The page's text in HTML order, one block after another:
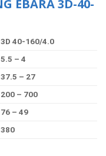
EBARA 3D-40-
3D 40-160/4.0
5.5 – 4
37.5 – 27
200 – 700
76 – 49
380